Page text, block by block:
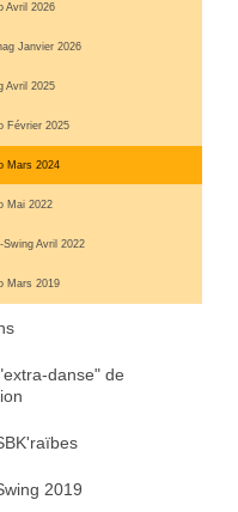
Avril 2026
Janvier 2026
Avril 2025
Février 2025
Mars 2024
Mai 2022
Avril 2022
Mars 2019
danse" de
2019